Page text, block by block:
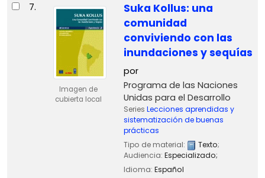
7.
Imagen de
cubierta local
Suka Kollus: una
comunidad
conviviendo con las
inundaciones y sequías
por
Programa de las Naciones
Unidas para el Desarrollo
Series Lecciones aprendidas y
sistematización de buenas
prácticas
Tipo de material:
Texto;
Audiencia: Especializado;
Idioma: Español